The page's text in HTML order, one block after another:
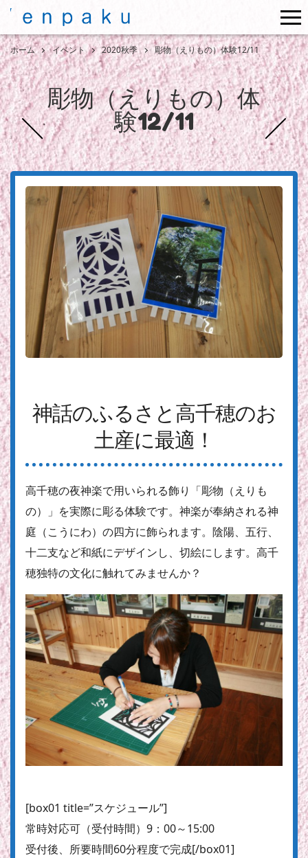
ホーム イベント 2020秋季 彫物（えりもの）体験12/11
彫物（えりもの）体
験12/11
神話のふるさと高千穂のお
土産に最適！
高千穂の夜神楽で用いられる飾り「彫物（えりも
の）」を実際に彫る体験です。神楽が奉納される神
庭（こうにわ）の四方に飾られます。陰陽、五行、
十二支など和紙にデザインし、切絵にします。高千
穂独特の文化に触れてみませんか？
[box01 title=”スケジュール”]
常時対応可 （受付時間）9：00～15:00
受付後、所要時間60分程度で完成[/box01]